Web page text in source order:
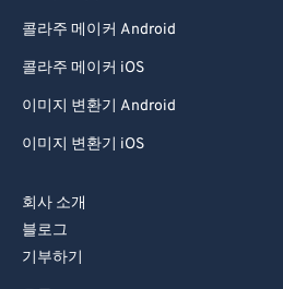
콜라주 메이커 Android
콜라주 메이커 iOS
이미지 변환기 Android
이미지 변환기 iOS
회사 소개
블로그
기부하기